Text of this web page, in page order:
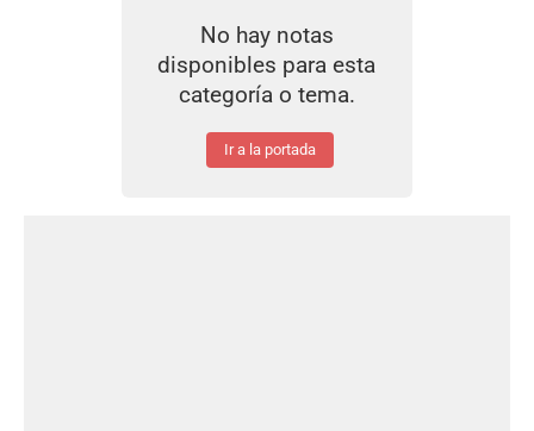
No hay notas
disponibles para esta
categoría o tema.
Ir a la portada